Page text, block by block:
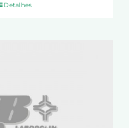
Detalhes